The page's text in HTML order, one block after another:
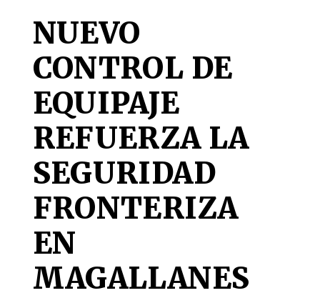
NUEVO
CONTROL DE
EQUIPAJE
REFUERZA LA
SEGURIDAD
FRONTERIZA
EN
MAGALLANES